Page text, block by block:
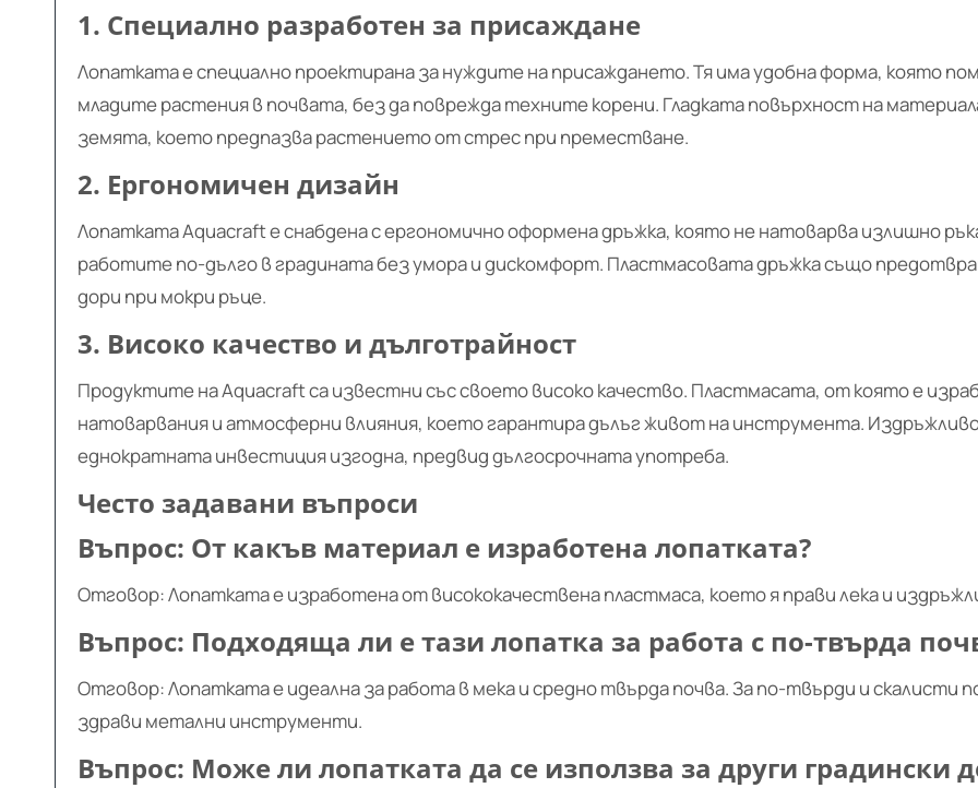
1. Специално разработен за присаждане
Лопатката е специално проектирана за нуждите на присаждането. Тя има удобна форма, която
младите растения в почвата, без да поврежда техните корени. Гладката повърхност на
земята, което предпазва растението от стрес при преместване.
2. Ергономичен дизайн
Лопатката Aquacraft е снабдена с ергономично оформена дръжка, която не натоварва излишно
работите по-дълго в градината без умора и дискомфорт. Пластмасовата дръжка също
дори при мокри ръце.
3. Високо качество и дълготрайност
Продуктите на Aquacraft са известни със своето високо качество. Пластмасата, от която е
натоварвания и атмосферни влияния, което гарантира дълъг живот на инструмента.
еднократната инвестиция изгодна, предвид дългосрочната употреба.
Често задавани въпроси
Въпрос: От какъв материал е изработена лопатката?
Отговор: Лопатката е изработена от висококачествена пластмаса, което я прави лека и
Въпрос: Подходяща ли е тази лопатка за работа с по-твърда
Отговор: Лопатката е идеална за работа в мека и средно твърда почва. За по-твърди и скалисти
здрави метални инструменти.
Въпрос: Може ли лопатката да се използва за други градински